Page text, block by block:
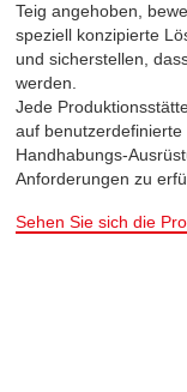
Teig angehoben,
speziell konzipierte
und sicherstellen,
werden.
Jede
auf
Handhabungs-
Anforderungen zu
Sehen Sie sich die